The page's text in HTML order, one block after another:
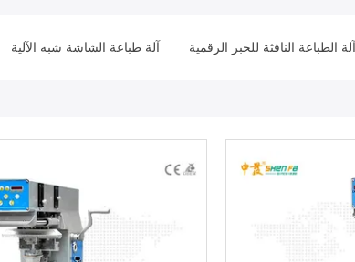
آلة الطباعة النافثة للحبر الرقمية آلة طباعة الشاشة شبه الآلية